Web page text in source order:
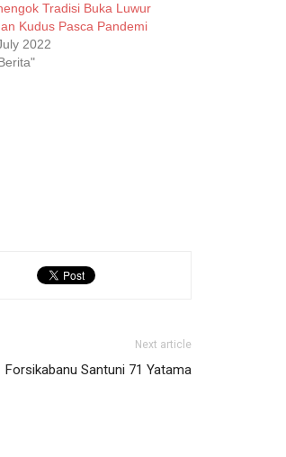
Tradisi Buka Luwur
Kudus Pasca Pandemi
2022
Next article
Forsikabanu Santuni 71 Yatama